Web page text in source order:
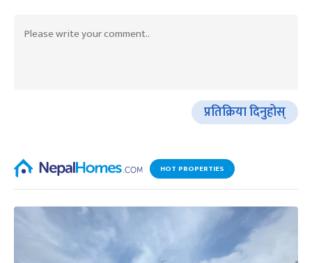
प्रतिक्रिया दिनुहोस्
HOT PROPERTIES